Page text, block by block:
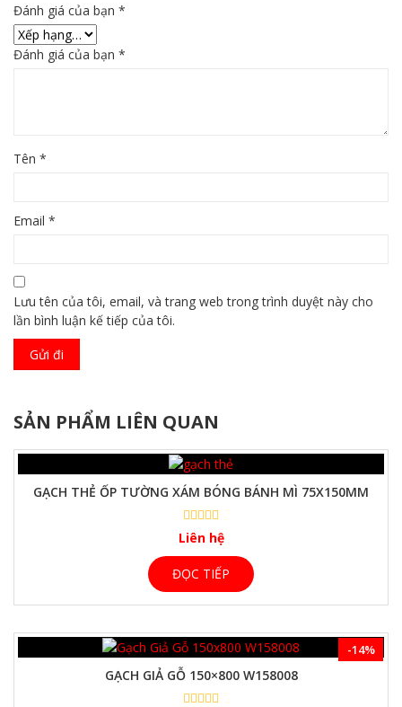
Đánh giá của bạn *
Đánh giá của bạn *
Tên *
Email *
Lưu tên của tôi, email, và trang web trong trình duyệt này cho
lần bình luận kế tiếp của tôi.
SẢN PHẨM LIÊN QUAN
GẠCH THẺ ỐP TƯỜNG XÁM BÓNG BÁNH MÌ 75X150MM
Liên hệ
ĐỌC TIẾP
GẠCH GIẢ GỖ 150×800 W158008
-14%